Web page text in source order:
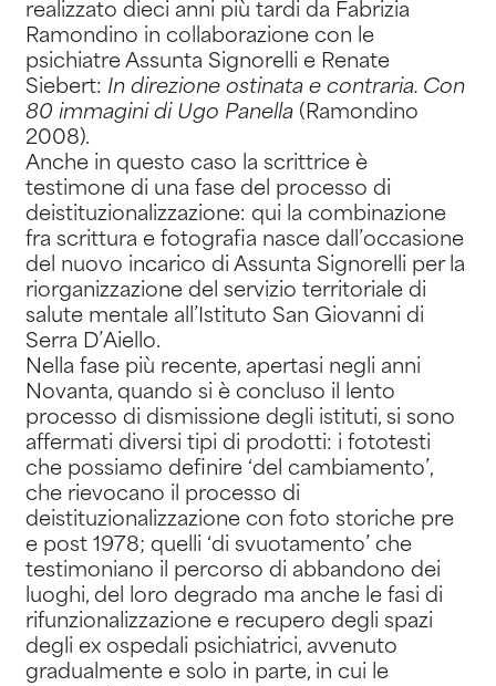
realizzato dieci anni più tardi da Fabrizia
Ramondino in collaborazione con le
psichiatre Assunta Signorelli e Renate
Siebert: In direzione ostinata e contraria. Con
80 immagini di Ugo Panella(Ramondino
2008).
Anche in questo caso la scrittrice è
testimone di una fase del processo di
deistituzionalizzazione: qui la combinazione
fra scrittura e fotografia nasce dall’occasione
del nuovo incarico di Assunta Signorelli per la
riorganizzazione del servizio territoriale di
salute mentale all’Istituto San Giovanni di
Serra D’Aiello.
Nella fase più recente, apertasi negli anni
Novanta, quando si è concluso il lento
processo di dismissione degli istituti, si sono
affermati diversi tipi di prodotti: i fototesti
che possiamo definire ‘del cambiamento’,
che rievocano il processo di
deistituzionalizzazione con foto storiche pre
e post 1978; quelli ‘di svuotamento’ che
testimoniano il percorso di abbandono dei
luoghi, del loro degrado ma anche le fasi di
rifunzionalizzazione e recupero degli spazi
degli ex ospedali psichiatrici, avvenuto
gradualmente e solo in parte, in cui le